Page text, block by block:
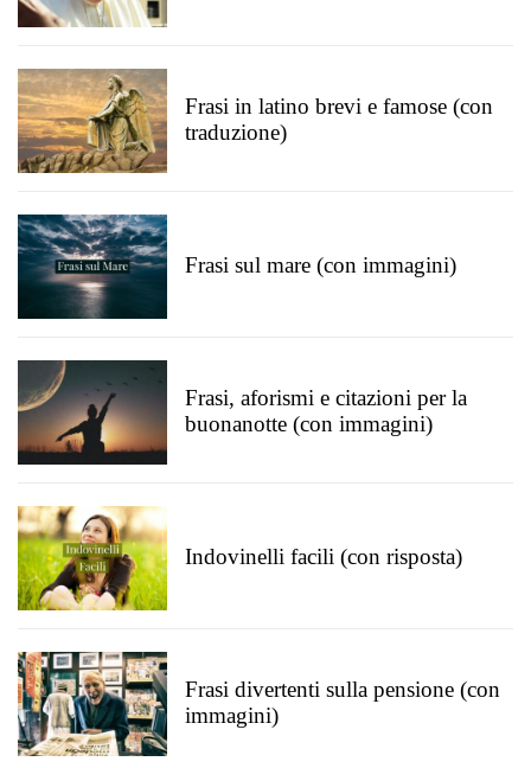
Frasi in latino brevi e famose (con
traduzione)
Frasi sul mare (con immagini)
Frasi, aforismi e citazioni per la
buonanotte (con immagini)
Indovinelli facili (con risposta)
Frasi divertenti sulla pensione (con
immagini)